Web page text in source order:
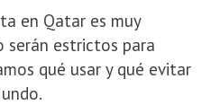
en Qatar es muy
serán estrictos para
qué usar y qué evitar